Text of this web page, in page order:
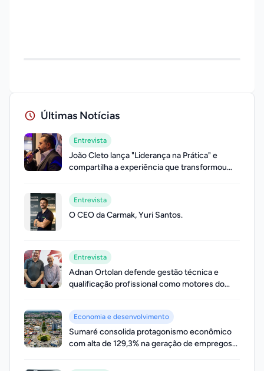
Últimas Notícias
Entrevista
João Cleto lança "Liderança na Prática" e
compartilha a experiência que transformou
Entrevista
O CEO da Carmak, Yuri Santos.
Entrevista
Adnan Ortolan defende gestão técnica e
qualificação profissional como motores do
Economia e desenvolvimento
Sumaré consolida protagonismo econômico
com alta de 129,3% na geração de empregos